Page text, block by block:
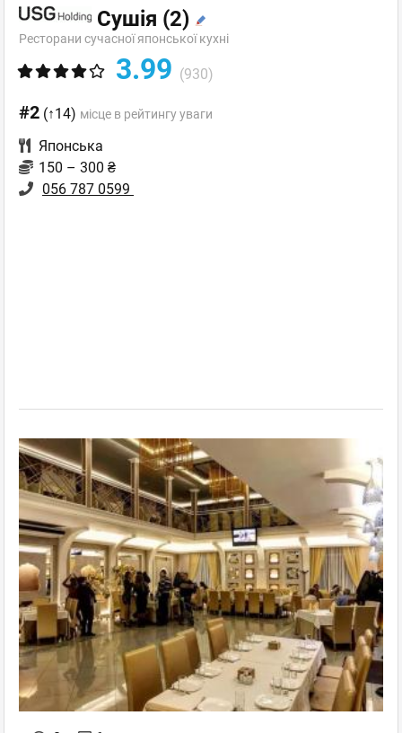
Сушія (2)
Ресторани сучасної японської кухні
3.99 (930)
#2 (↑14) місце в рейтингу уваги
Японська
150 – 300 ₴
056 787 0599